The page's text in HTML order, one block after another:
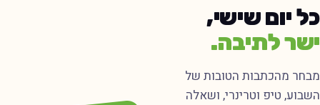
יום שישי,
לתיבה.
מהכתבות הטובות של
טיפ וטרינרי, ושאלה